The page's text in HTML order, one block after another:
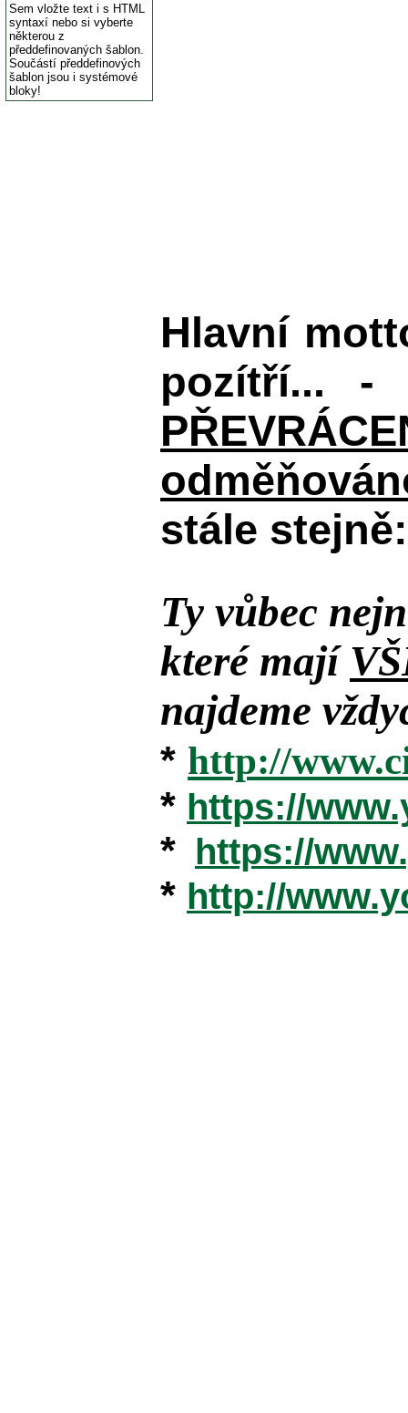
Sem vložte text i s HTML
syntaxí nebo si vyberte
některou z
předdefinovaných šablon.
Součástí předdefinových
šablon jsou i systémové
bloky!
Hlavní
pozítří...
stále stejně:
Ty vůbec
které mají
najdeme
* http://
* https://
* https://
* http://